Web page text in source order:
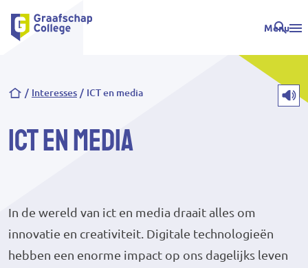
Menu
Kruimelpad
Interesses ICT en media
ICT en media
In de wereld van ict en media draait alles om
innovatie en creativiteit. Digitale technologieën
hebben een enorme impact op ons dagelijks leven